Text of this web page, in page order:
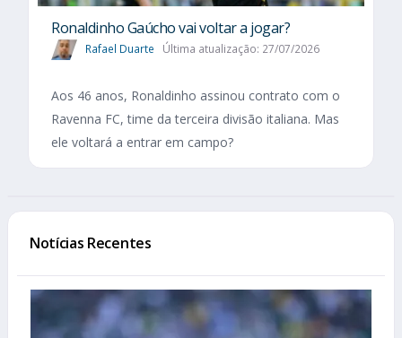
Ronaldinho Gaúcho vai voltar a jogar?
Rafael Duarte Última atualização: 27/07/2026
Aos 46 anos, Ronaldinho assinou contrato com o
Ravenna FC, time da terceira divisão italiana. Mas
ele voltará a entrar em campo?
Notícias Recentes